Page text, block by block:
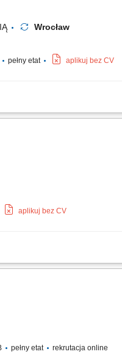
Wrocław
pełny etat aplikuj bez CV
kątem jakości, terminów i
aplikuj bez CV
i budżetem. Nadzorowanie
pełny etat rekrutacja online